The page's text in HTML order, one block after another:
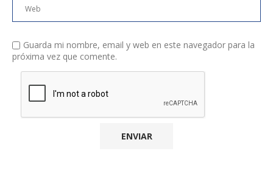
Guarda mi nombre, email y web en este navegador para la
próxima vez que comente.